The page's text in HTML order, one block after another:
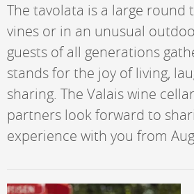
The tavolata is a large round
vines or in an unusual
guests of all generations
stands for the joy of living,
sharing. The Valais wine
partners look forward to
experience with you from